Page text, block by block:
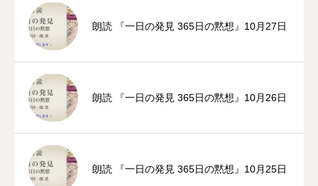
朗読 『一日の発見 365日の黙想』10月27日
朗読 『一日の発見 365日の黙想』10月26日
朗読 『一日の発見 365日の黙想』10月25日